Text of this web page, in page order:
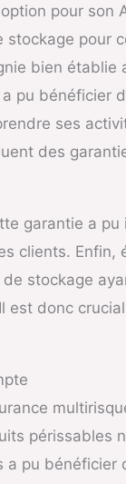
pour son
bien
pu bénéficier
ses
des
garantie a
clients.
stockage
donc
pu